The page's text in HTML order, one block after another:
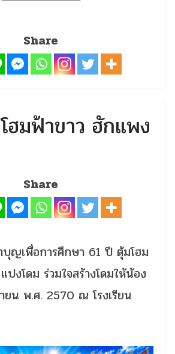
Share
มฟ้าขาว ฮักแพง
Share
บุญเพื่อการศึกษา 61 ปี ตุ้มโฮม
งโดม ร่วมใจสร้างโดมให้น้อง
ยน พ.ศ. 2570 ณ โรงเรียน